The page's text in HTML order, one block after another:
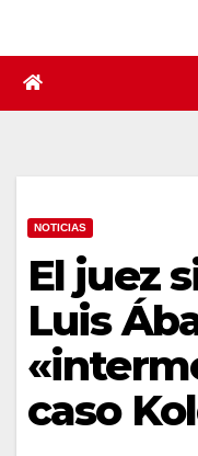
NOTICIAS
El juez
Luis
caso